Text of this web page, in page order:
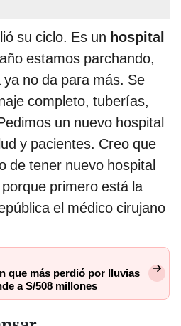
su ciclo. Es un hospital
estamos parchando,
no da para más. Se
completo, tuberías,
un nuevo hospital
y pacientes. Creo que
de tener nuevo hospital
primero está la
el médico cirujano
que más perdió por lluvias
a S/508 millones